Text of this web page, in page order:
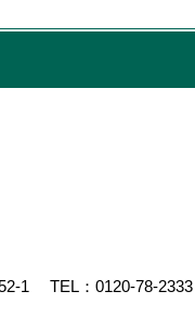
1 TEL： 0120-78-2333